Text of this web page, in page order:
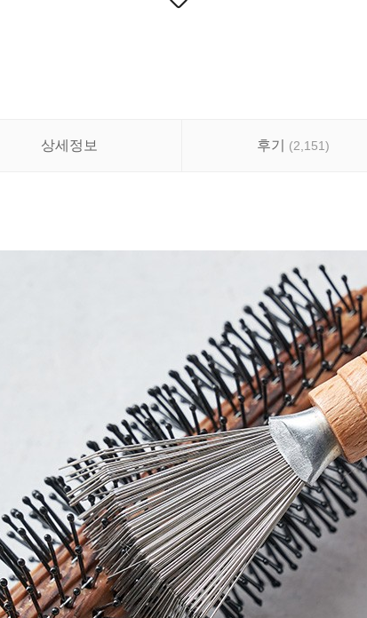
상세정보 후기 (2,151)